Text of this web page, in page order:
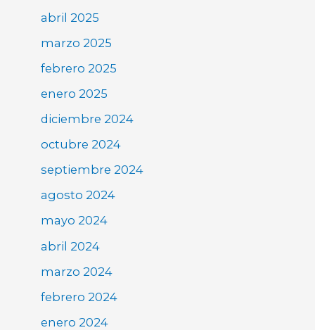
abril 2025
marzo 2025
febrero 2025
enero 2025
diciembre 2024
octubre 2024
septiembre 2024
agosto 2024
mayo 2024
abril 2024
marzo 2024
febrero 2024
enero 2024